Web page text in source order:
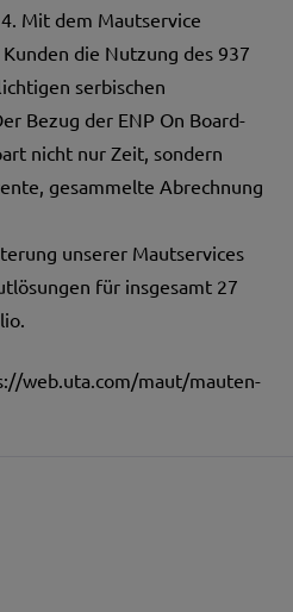
Mit dem Mautservice
die Nutzung des 937
serbischen
Bezug der ENP On Board-
nicht nur Zeit, sondern
gesammelte Abrechnung
unserer Mautservices
für insgesamt 27
web.uta.com/maut/mauten-